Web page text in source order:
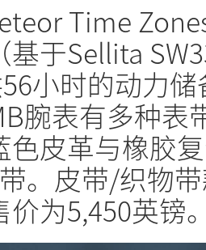
Time
于Sellita
小时的动力
腕表有多种表
色皮革与橡胶
。皮带/织物
为5,450英镑